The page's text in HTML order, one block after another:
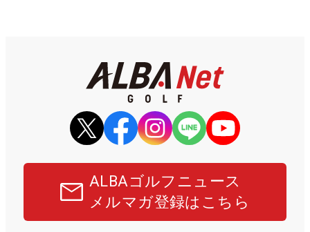
ALBAゴルフニュース
メルマガ登録はこちら